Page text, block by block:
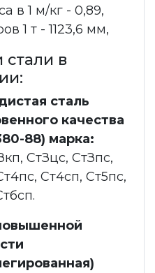
в 1 м/кг - 0,89,
1 т - 1123,6 мм,
в
сталь
качества
88) марка:
СтЗцс, СтЗпс,
Ст4сп, Ст5пс,